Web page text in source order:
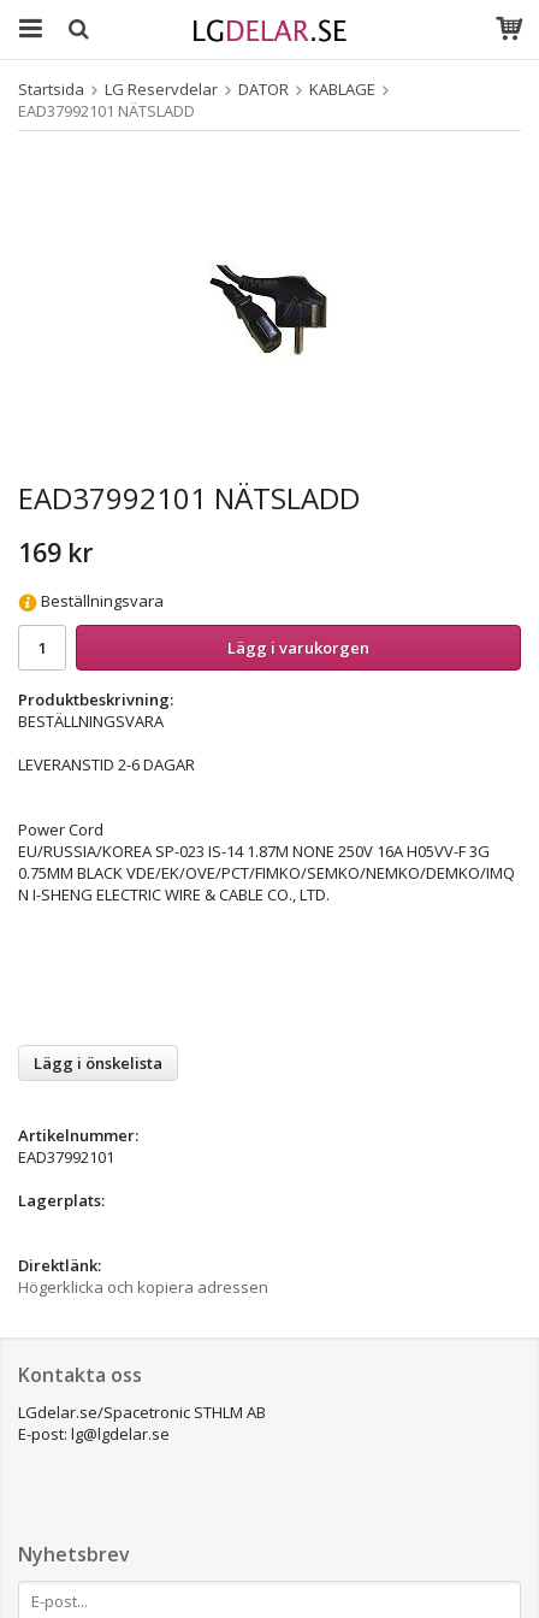
Startsida LG Reservdelar DATOR
KABLAGE
EAD37992101 NÄTSLADD
EAD37992101 NÄTSLADD
169 kr
Beställningsvara
Lägg i varukorgen
Produktbeskrivning:
BESTÄLLNINGSVARA
LEVERANSTID 2-6 DAGAR
Power Cord
EU/RUSSIA/KOREA SP-023 IS-14 1.87M NONE 250V 16A H05VV-F 3G
0.75MM BLACK VDE/EK/OVE/PCT/FIMKO/SEMKO/NEMKO/DEMKO/IMQ
N I-SHENG ELECTRIC WIRE & CABLE CO., LTD.
Lägg i önskelista
Artikelnummer:
EAD37992101
Lagerplats:
Direktlänk:
Högerklicka och kopiera adressen
Kontakta oss
LGdelar.se/Spacetronic STHLM AB
E-post: lg@lgdelar.se
Nyhetsbrev